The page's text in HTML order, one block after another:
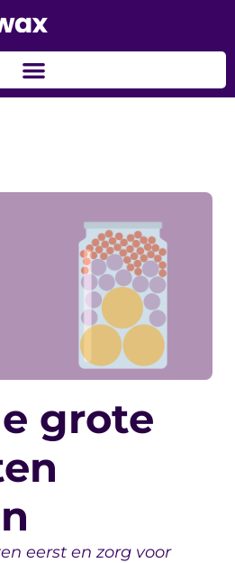
grote
eerst en zorg voor